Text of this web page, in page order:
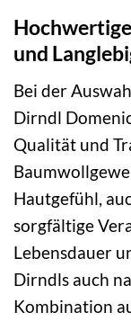
und
Bei der
Dirndl
Qualität und
Hautgefühl,
sorgfältige
Lebensdauer
Dirndls auch
Kombination